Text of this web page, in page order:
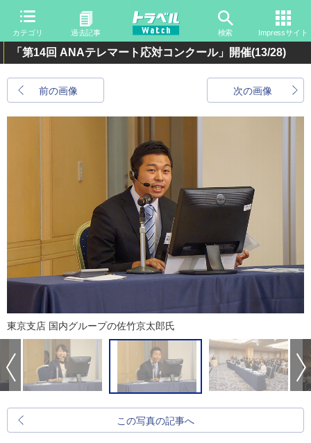
カテゴリ 過去記事 検索 Impressサイト
「第14回 ANAテレマート応対コンクール」開催(13/28)
前の画像 次の画像
東京支店 国内グループの佐竹京太郎氏
この写真の記事へ